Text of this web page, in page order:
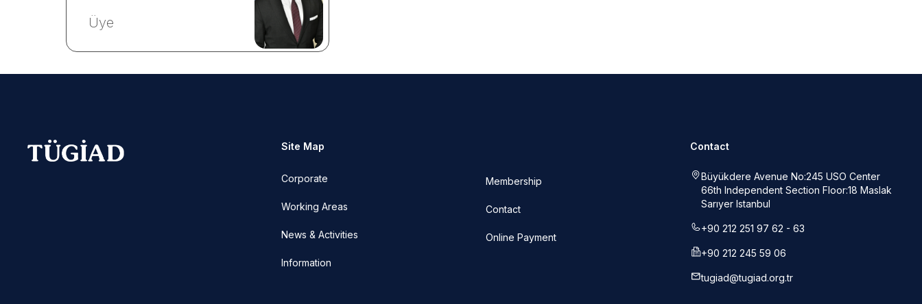
Üye
Site Map
Corporate
Working Areas
News & Activities
Information
Membership
Contact
Online Payment
Contact
Büyükdere Avenue No:245 USO Center
66th Independent Section Floor:18 Maslak
Sarıyer Istanbul
+90 212 251 97 62 - 63
+90 212 245 59 06
tugiad@tugiad.org.tr